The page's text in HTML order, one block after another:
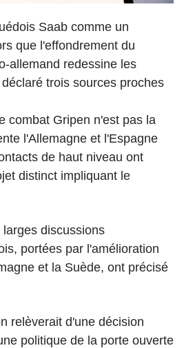
Saab comme un
que l'effondrement du
allemand redessine les
trois sources proches
combat Gripen n'est pas la
l'Allemagne et l'Espagne
de haut niveau ont
distinct impliquant le
discussions
portées par l'amélioration
et la Suède, ont précisé
relèverait d'une décision
politique de la porte ouverte